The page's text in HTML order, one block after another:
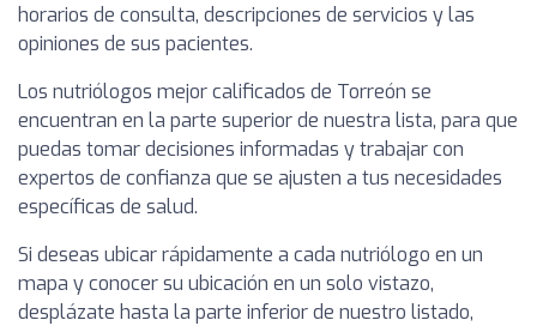
horarios de consulta, descripciones de servicios y las
opiniones de sus pacientes.
Los nutriólogos mejor calificados de Torreón se
encuentran en la parte superior de nuestra lista, para que
puedas tomar decisiones informadas y trabajar con
expertos de confianza que se ajusten a tus necesidades
específicas de salud.
Si deseas ubicar rápidamente a cada nutriólogo en un
mapa y conocer su ubicación en un solo vistazo,
desplázate hasta la parte inferior de nuestro listado,